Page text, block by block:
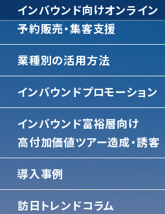
インバウンド向けオンライン
予約販売・集客支援
業種別の活用方法
インバウンドプロモーション
インバウンド富裕層向け
⾼付加価値ツアー造成・誘客
導入事例
訪日トレンドコラム